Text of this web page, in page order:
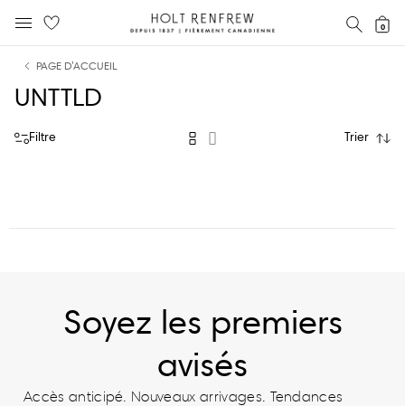
Holt
0
PAGE D’ACCUEIL
UNTTLD
Filtre Trier
Soyez les premiers
avisés
Accès anticipé. Nouveaux arrivages. Tendances